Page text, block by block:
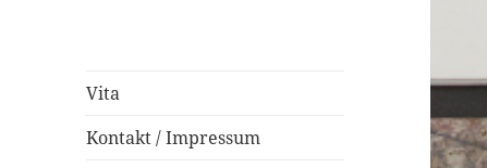
Vita
Kontakt / Impressum